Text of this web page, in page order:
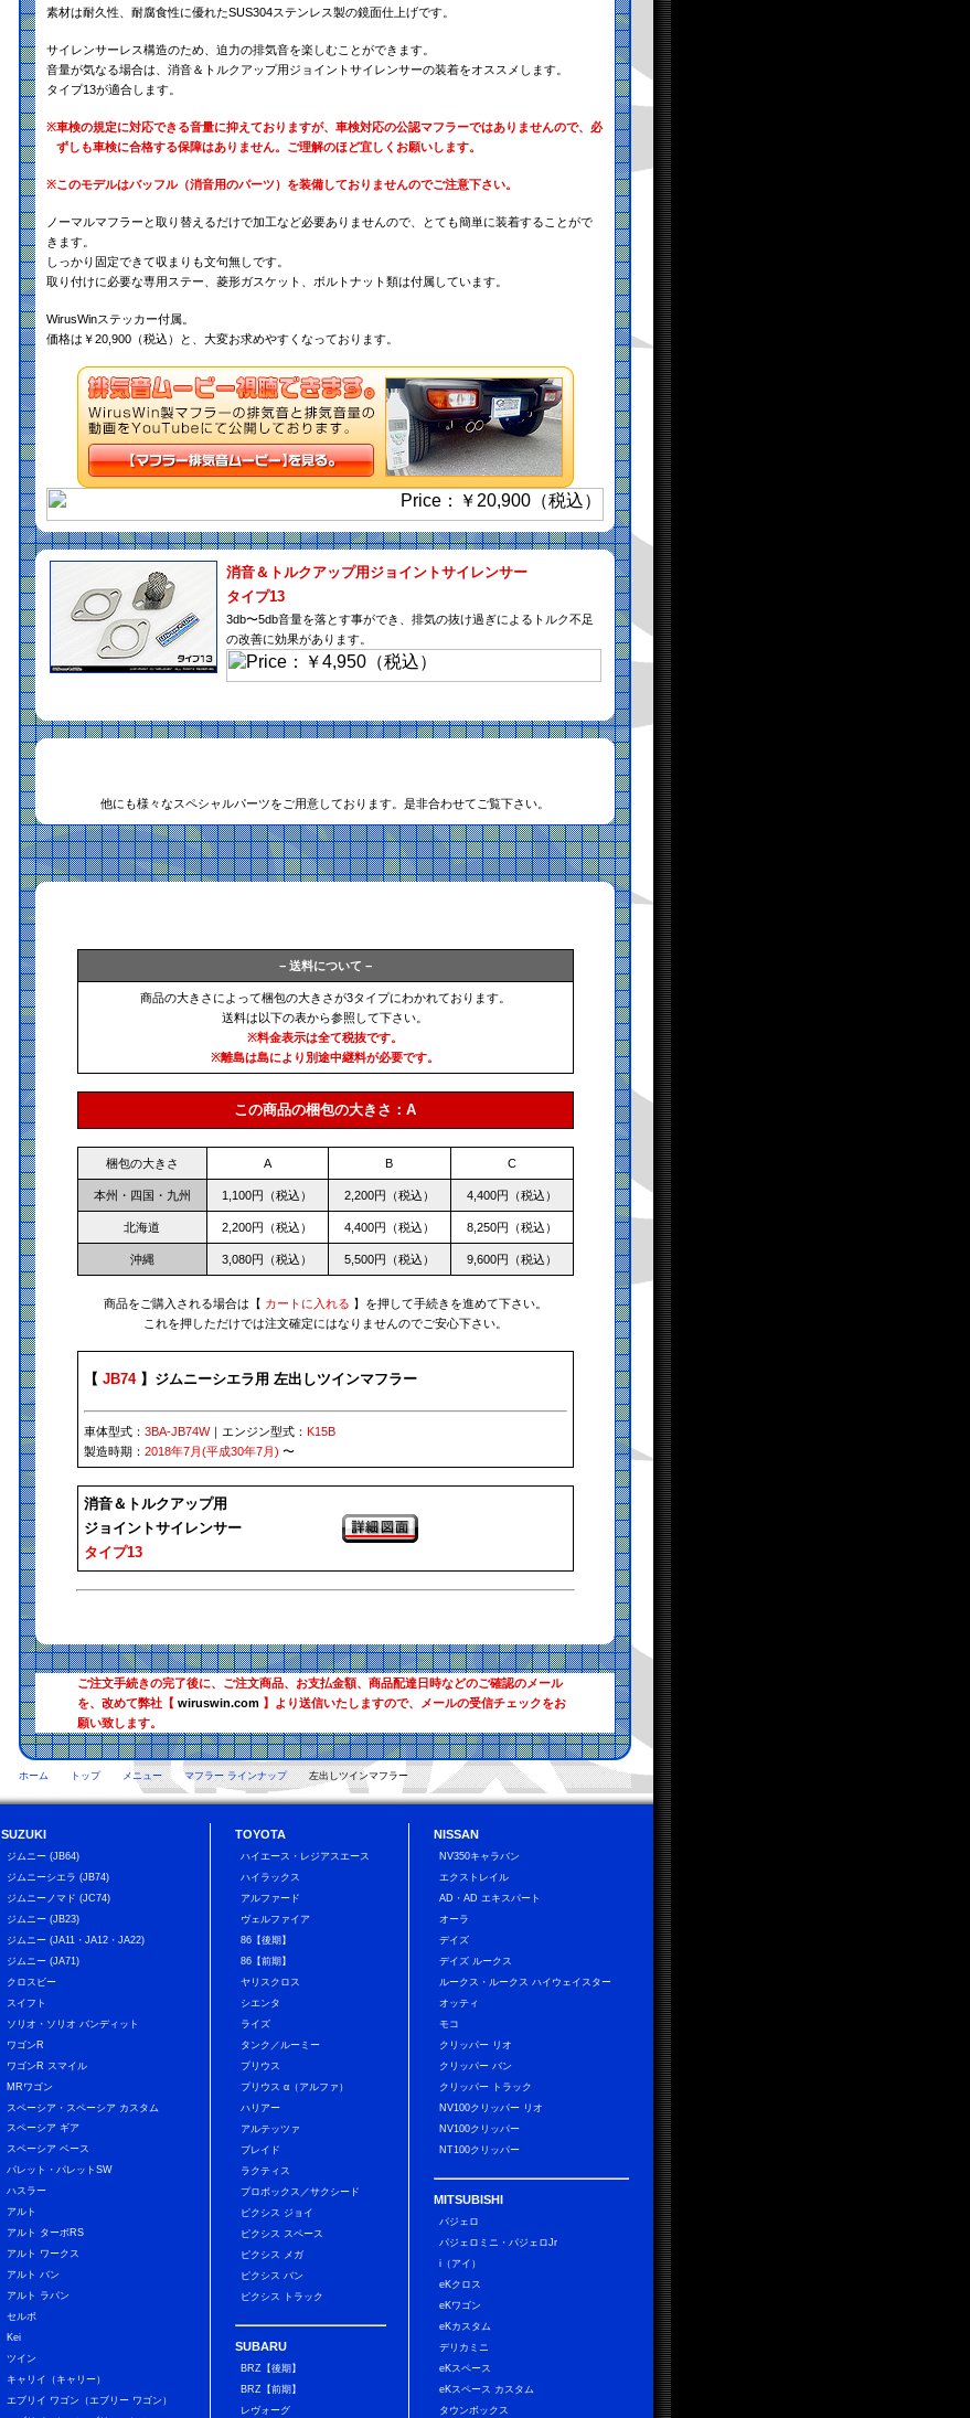
素材は耐久性、耐腐食性に優れたSUS304ステンレス製の鏡面仕上げです。
サイレンサーレス構造のため、迫力の排気音を楽しむことができます。
音量が気なる場合は、消音＆トルクアップ用ジョイントサイレンサーの装着をオススメします。
タイプ13が適合します。
※車検の規定に対応できる音量に抑えておりますが、車検対応の公認マフラーではありませんので、必
ずしも車検に合格する保障はありません。ご理解のほど宜しくお願いします。
※このモデルはバッフル（消音用のパーツ）を装備しておりませんのでご注意下さい。
ノーマルマフラーと取り替えるだけで加工など必要ありませんので、とても簡単に装着することがで
きます。
しっかり固定できて収まりも文句無しです。
取り付けに必要な専用ステー、菱形ガスケット、ボルトナット類は付属しています。
WirusWinステッカー付属。
価格は￥20,900（税込）と、大変お求めやすくなっております。
消音＆トルクアップ用ジョイントサイレンサー
タイプ13
3db〜5db音量を落とす事ができ、排気の抜け過ぎによるトルク不足
の改善に効果があります。
他にも様々なスペシャルパーツをご用意しております。是非合わせてご覧下さい。
− 送料について −
商品の大きさによって梱包の大きさが3タイプにわかれております。
送料は以下の表から参照して下さい。
※料金表示は全て税抜です。
※離島は島により別途中継料が必要です。
この商品の梱包の大きさ：A
梱包の大きさ A B C
本州・四国・九州 1,100円（税込） 2,200円（税込） 4,400円（税込）
北海道 2,200円（税込） 4,400円（税込） 8,250円（税込）
沖縄 3,080円（税込） 5,500円（税込） 9,600円（税込）
商品をご購入される場合は【 カートに入れる 】を押して手続きを進めて下さい。
これを押しただけでは注文確定にはなりませんのでご安心下さい。
【 JB74】ジムニーシエラ用 左出しツインマフラー
車体型式： 3BA-JB74W｜エンジン型式： K15B
製造時期： 2018年7月(平成30年7月) 〜
消音＆トルクアップ用
ジョイントサイレンサー
タイプ13
ご注文手続きの完了後に、ご注文商品、お支払金額、商品配達日時などのご確認のメール
を、改めて弊社【 wiruswin.com】より送信いたしますので、メールの受信チェックをお
願い致します。
ホーム トップ メニュー マフラー ラインナップ 左出しツインマフラー
SUZUKI
ジムニー (JB64)
ジムニーシエラ (JB74)
ジムニーノマド (JC74)
ジムニー (JB23)
ジムニー (JA11・JA12・JA22)
ジムニー (JA71)
クロスビー
スイフト
ソリオ・ソリオ バンディット
ワゴンR
ワゴンR スマイル
MRワゴン
スペーシア・スペーシア カスタム
スペーシア ギア
スペーシア ベース
パレット・パレットSW
ハスラー
アルト
アルト ターボRS
アルト ワークス
アルト バン
アルト ラパン
セルボ
Kei
ツイン
キャリイ（キャリー）
エブリイ ワゴン（エブリー ワゴン）
TOYOTA
ハイエース・レジアスエース
ハイラックス
アルファード
ヴェルファイア
86【後期】
86【前期】
ヤリスクロス
シエンタ
ライズ
タンク／ルーミー
プリウス
プリウス α（アルファ）
ハリアー
アルテッツァ
ブレイド
ラクティス
プロボックス／サクシード
ピクシス ジョイ
ピクシス スペース
ピクシス メガ
ピクシス バン
ピクシス トラック
SUBARU
BRZ【後期】
BRZ【前期】
レヴォーグ
NISSAN
NV350キャラバン
エクストレイル
AD・AD エキスパート
オーラ
デイズ
デイズ ルークス
ルークス・ルークス ハイウェイスター
オッティ
モコ
クリッパー リオ
クリッパー バン
クリッパー トラック
NV100クリッパー リオ
NV100クリッパー
NT100クリッパー
MITSUBISHI
パジェロ
パジェロミニ・パジェロJr
i（アイ）
eKクロス
eKワゴン
eKカスタム
デリカミニ
eKスペース
eKスペース カスタム
タウンボックス